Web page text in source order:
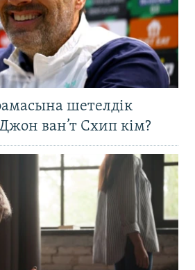
шетелдік
ван’т Схип кім?